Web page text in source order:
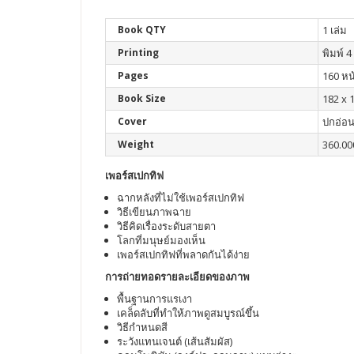
Book QTY 1 เล่ม
Printing พิมพ์ 4
Pages 160 ห
Book Size 182 x
Cover ปกอ่อน
Weight
เพอร์สเปกทิฟ
ฉากหลังที่ไม่ใช้เพอร์สเปกทิฟ
วิธีเขียนภาพฉาย
วิธีคิดเรื่องระดับสายตา
โลกที่มนุษย์มองเห็น
เพอร์สเปกทิฟที่พลาดกันได้ง่าย
การถ่ายทอดรายละเอียดของภาพ
พื้นฐานการแรเงา
เคล็ดลับที่ทำให้ภาพดูสมบูรณ์ขึ้น
วิธีกำหนดสี
ระวังแทนเจนต์ (เส้นสัมผัส)